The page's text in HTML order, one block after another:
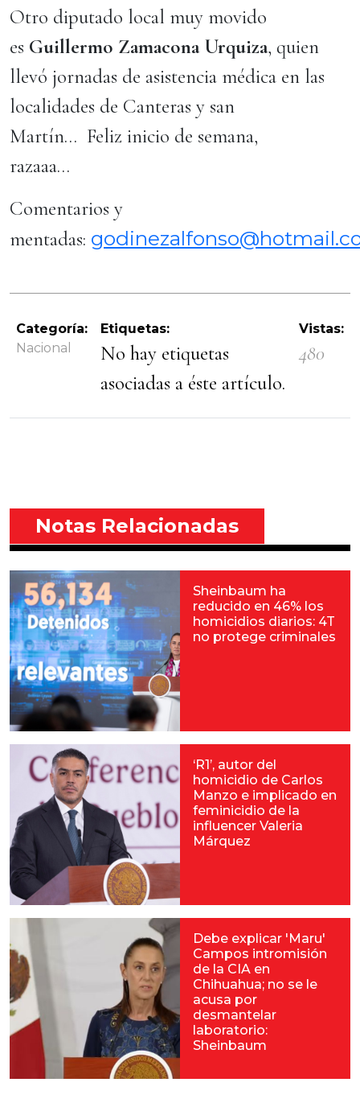
Otro diputado local muy movido
es Guillermo Zamacona Urquiza, quien
llevó jornadas de asistencia médica en las
localidades de Canteras y san
Martín… Feliz inicio de semana,
razaaa…
Comentarios y
mentadas:
Categoría:
Nacional
Etiquetas:
No hay etiquetas
asociadas a éste artículo.
Vistas:
480
Notas Relacionadas
Sheinbaum ha
reducido en 46% los
homicidios diarios: 4T
no protege criminales
‘R1’, autor del
homicidio de Carlos
Manzo e implicado en
feminicidio de la
influencer Valeria
Márquez
Debe explicar 'Maru'
Campos intromisión
de la CIA en
Chihuahua; no se le
acusa por
desmantelar
laboratorio:
Sheinbaum